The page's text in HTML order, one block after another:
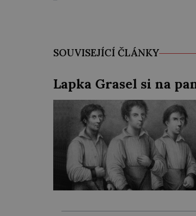
SOUVISEJÍCÍ ČLÁNKY
Lapka Grasel si na